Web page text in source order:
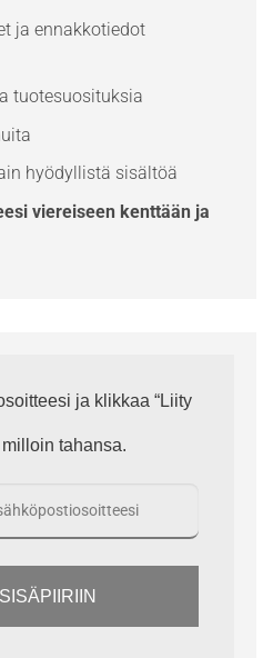
ja ennakkotiedot
tuotesuosituksia
hyödyllistä sisältöä
viereiseen kenttään ja
ja klikkaa “Liity
tahansa.